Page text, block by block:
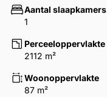
Aantal slaapkamers
1
Perceeloppervlakte
2112 m²
Woonoppervlakte
87 m²